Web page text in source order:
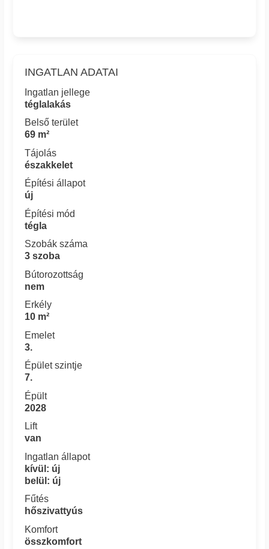
INGATLAN ADATAI
Ingatlan jellege
téglalakás
Belső terület
69 m²
Tájolás
északkelet
Építési állapot
új
Építési mód
tégla
Szobák száma
3 szoba
Bútorozottság
nem
Erkély
10 m²
Emelet
3.
Épület szintje
7.
Épült
2028
Lift
van
Ingatlan állapot
kívül: új
belül: új
Fűtés
hőszivattyús
Komfort
összkomfort